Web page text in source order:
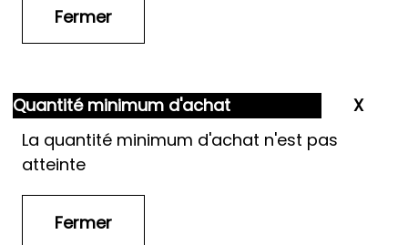
Quantité minimum d'achat
La quantité minimum d'achat n'est pas
atteinte